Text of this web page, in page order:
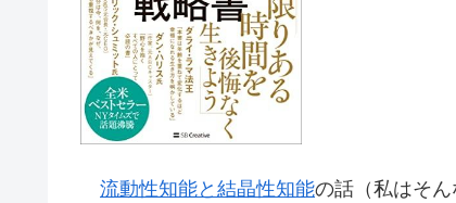
流動性知能と結晶性知能の話（私はそん